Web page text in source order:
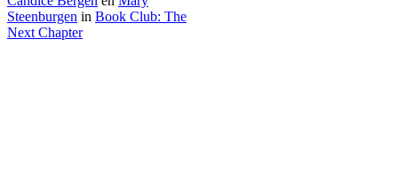
Steenburgen in Book Club: The
Next Chapter